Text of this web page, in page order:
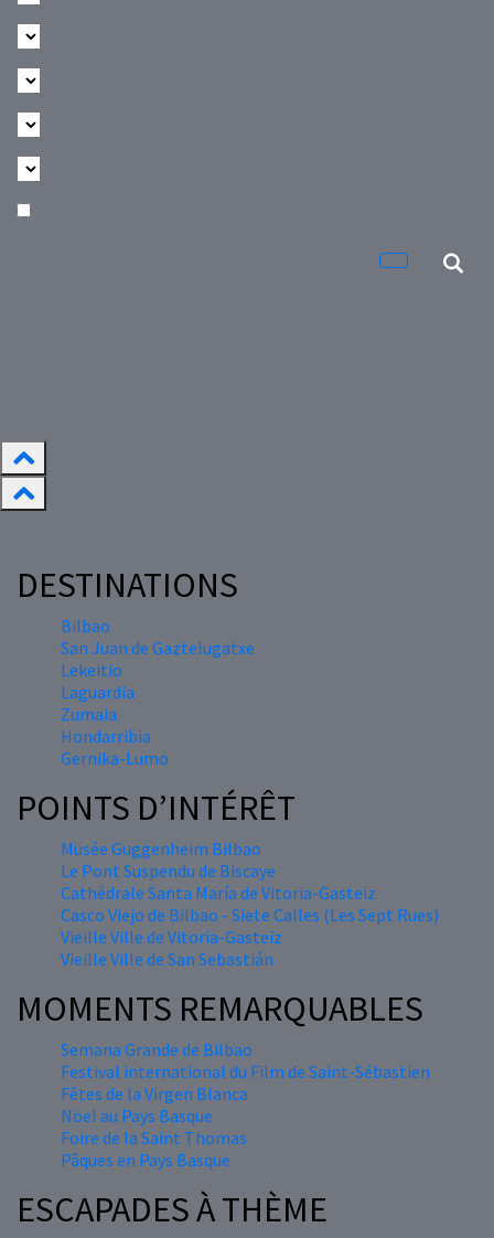
DESTINATIONS
Bilbao
San Juan de Gaztelugatxe
Lekeitio
Laguardia
Zumaia
Hondarribia
Gernika-Lumo
POINTS D’INTÉRÊT
Musée Guggenheim Bilbao
Le Pont Suspendu de Biscaye
Cathédrale Santa María de Vitoria-Gasteiz
Casco Viejo de Bilbao - Siete Calles (Les Sept Rues)
Vieille Ville de Vitoria-Gasteiz
Vieille Ville de San Sebastián
MOMENTS REMARQUABLES
Semana Grande de Bilbao
Festival international du Film de Saint-Sébastien
Fêtes de la Virgen Blanca
Nöel au Pays Basque
Foire de la Saint Thomas
Pâques en Pays Basque
ESCAPADES À THÈME